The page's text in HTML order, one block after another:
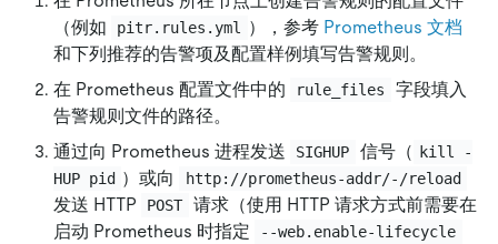
（例如
pitr.rules.yml ），参考 Prometheus 文档
和下列推荐的告警项及配置样例填写告警规则。
在 Prometheus 配置文件中的
rule_files
字段填入
告警规则文件的路径。
通过向 Prometheus 进程发送
SIGHUP 信号（
kill -
HUP pid ）或向 http://prometheus-addr/-/reload
发送 HTTP POST 请求（使用 HTTP 请求方式前需要在
启动 Prometheus 时指定
--web.enable-lifecycle